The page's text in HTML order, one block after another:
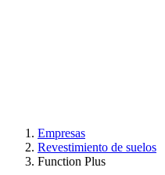
Empresas
Revestimiento de suelos
Function Plus